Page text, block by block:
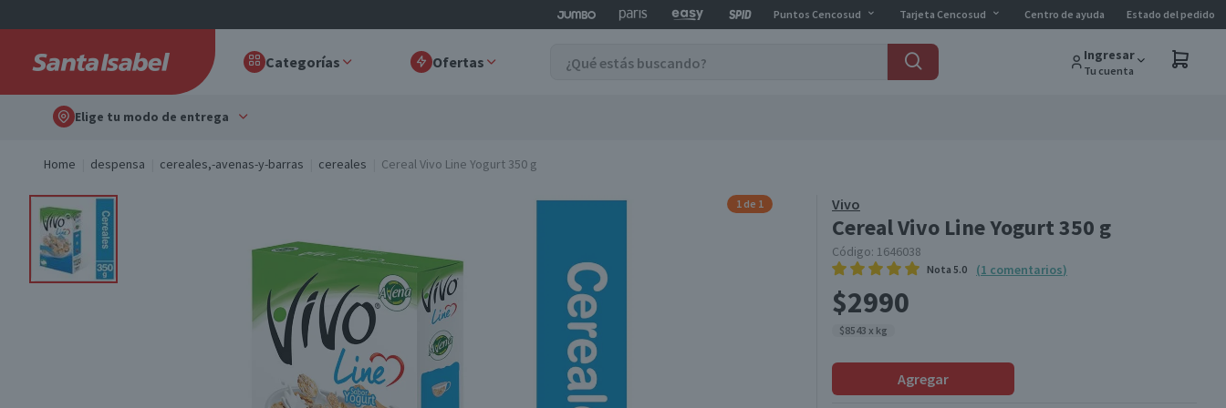
Puntos Cencosud Tarjeta Cencosud Centro de ayuda Estado del pedido
Categorías Ofertas Ingresar
Tu cuenta
Elige tu modo de entrega
Home despensa cereales,-avenas-y-barras cereales Cereal Vivo Line Yogurt 350 g
Vivo
Cereal Vivo Line Yogurt 350 g
Código: 1646038
Nota 5.0 (1 comentarios)
$2990
$8543 x kg
Agregar
1 de 1